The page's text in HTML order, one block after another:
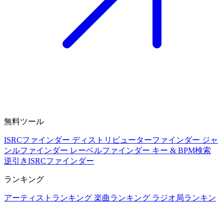
無料ツール
ISRCファインダー ディストリビューターファインダー ジャ
ンルファインダー レーベルファインダー キー & BPM検索
逆引きISRCファインダー
ランキング
アーティストランキング 楽曲ランキング ラジオ局ランキン